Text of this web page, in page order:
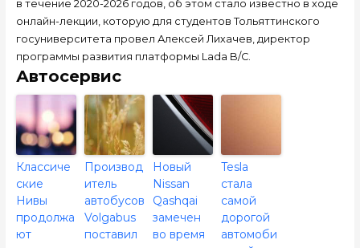
в течение 2020-2026 годов, об этом стало известно в ходе
онлайн-лекции, которую для студентов Тольяттинского
госуниверситета провел Алексей Лихачев, директор
программы развития платформы Lada B/C.
Автосервис
Классиче
ские
Нивы
продолжа
ют
Производ
итель
автобусов
Volgabus
поставил
Новый
Nissan
Qashqai
замечен
во время
Tesla
стала
самой
дорогой
автомоби